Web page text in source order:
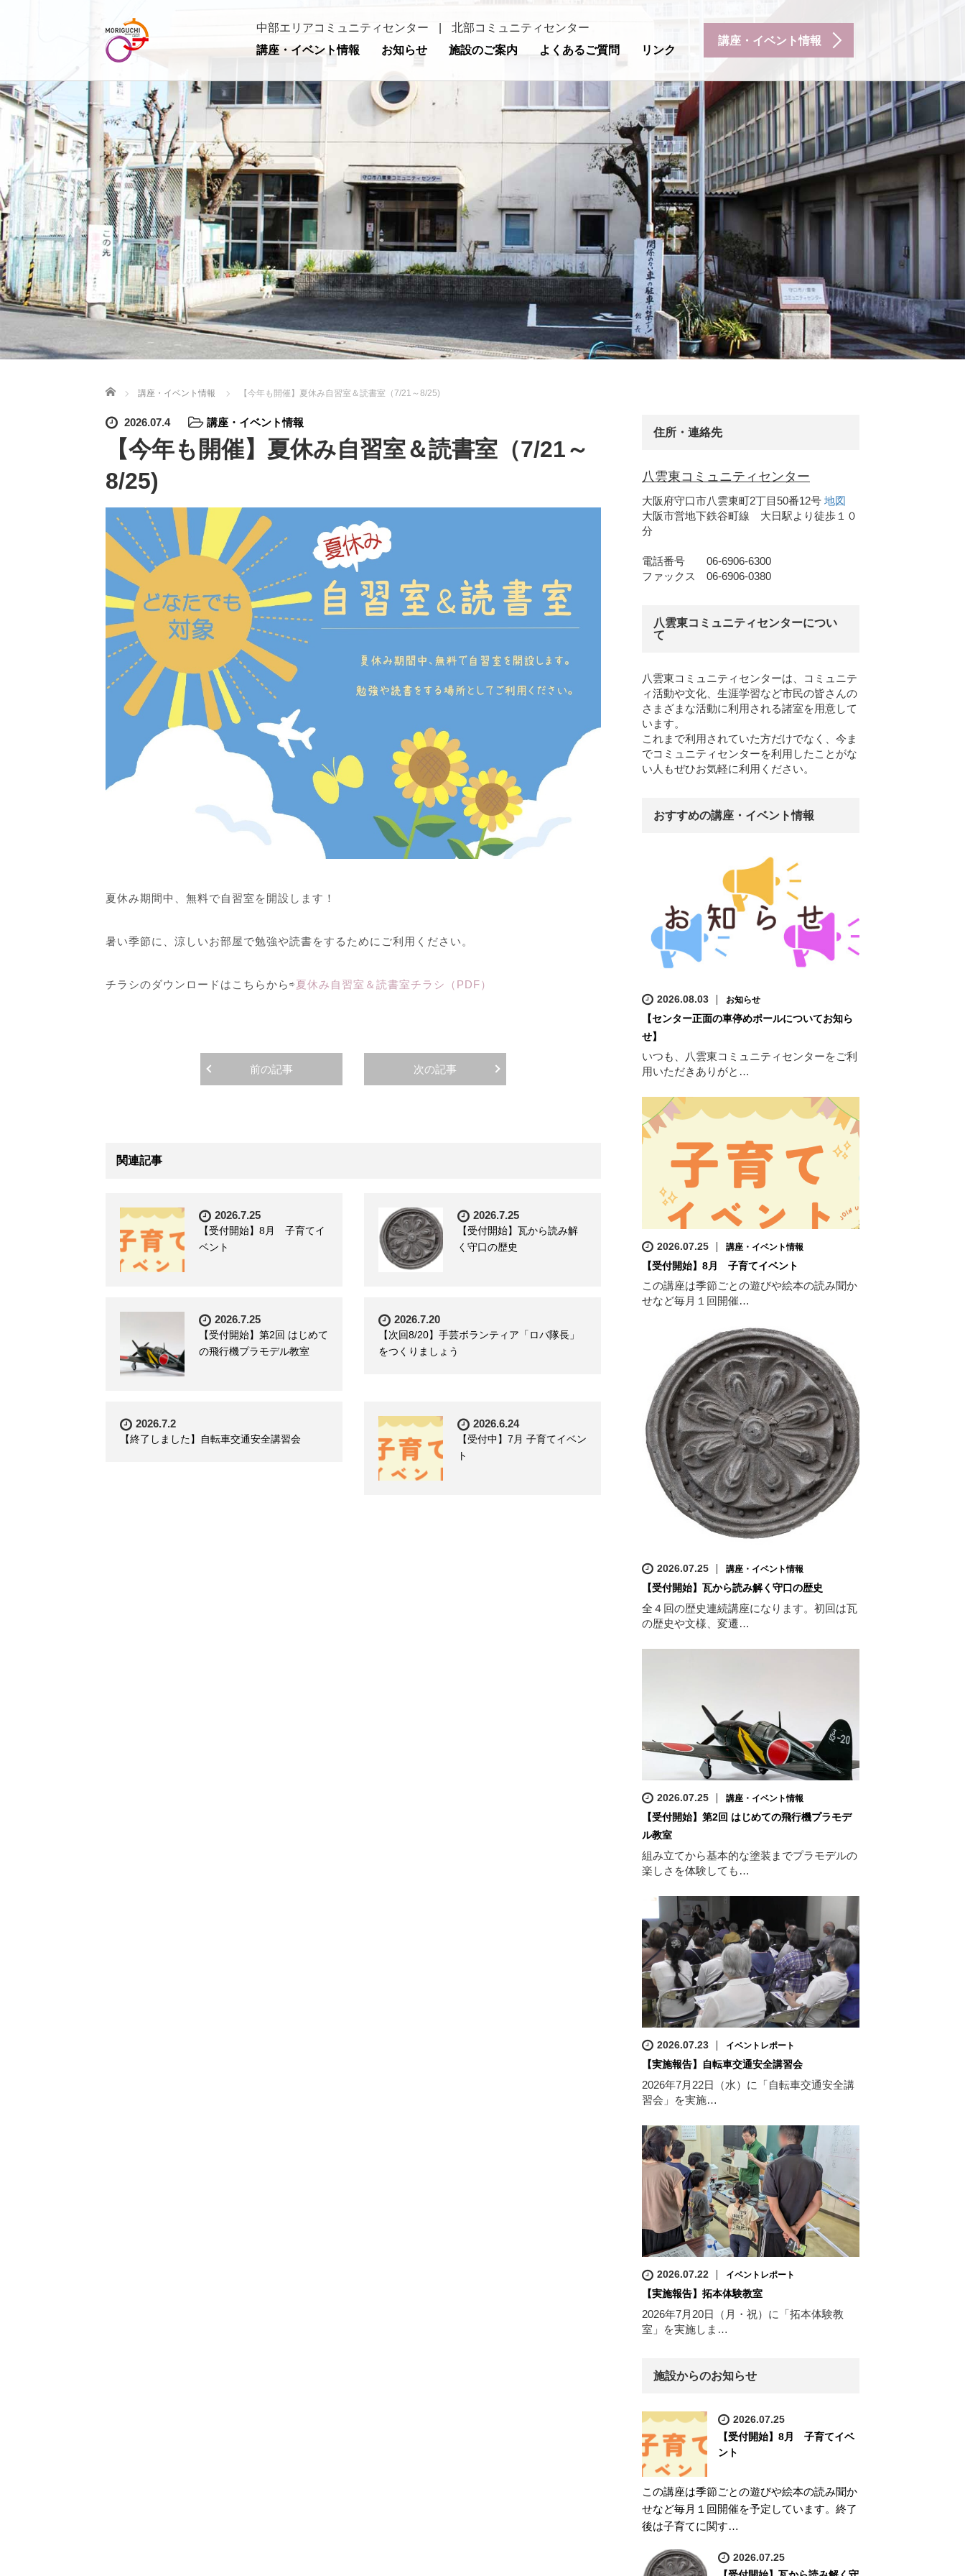
中部エリアコミュニティセンター
北部コミュニティセンター
講座・イベント情報
お知らせ 施設のご案内 よくあるご質問 リンク
講座・イベント情報
ホーム 講座・イベント情報 【今年も開催】夏休み自習室＆読書室（7/21～8/25)
2026.07.4 講座・イベント情報
【今年も開催】夏休み自習室＆読書室（7/21～
8/25)
夏休み期間中、無料で自習室を開設します！
暑い季節に、涼しいお部屋で勉強や読書をするためにご利用ください。
チラシのダウンロードはこちらから⇨夏休み自習室＆読書室チラシ（PDF）
前の記事 次の記事
関連記事
2026.7.25
【受付開始】8月 子育てイ
ベント
2026.7.25
【受付開始】瓦から読み解
く守口の歴史
2026.7.25
【受付開始】第2回 はじめて
の飛行機プラモデル教室
2026.7.20
【次回8/20】手芸ボランティア「ロバ隊長」
をつくりましょう
2026.7.2
【終了しました】自転車交通安全講習会
2026.6.24
【受付中】7月 子育てイベン
ト
住所・連絡先
八雲東コミュニティセンター
大阪府守口市八雲東町2丁目50番12号 地図
大阪市営地下鉄谷町線 大日駅より徒歩１０
分
電話番号 06-6906-6300
ファックス 06-6906-0380
八雲東コミュニティセンターについ
て
八雲東コミュニティセンターは、コミュニテ
ィ活動や文化、生涯学習など市民の皆さんの
さまざまな活動に利用される諸室を用意して
います。
これまで利用されていた方だけでなく、今ま
でコミュニティセンターを利用したことがな
い人もぜひお気軽に利用ください。
おすすめの講座・イベント情報
2026.08.03 お知らせ
【センター正面の車停めポールについてお知ら
せ】
いつも、八雲東コミュニティセンターをご利
用いただきありがと…
2026.07.25 講座・イベント情報
【受付開始】8月 子育てイベント
この講座は季節ごとの遊びや絵本の読み聞か
せなど毎月１回開催…
2026.07.25 講座・イベント情報
【受付開始】瓦から読み解く守口の歴史
全４回の歴史連続講座になります。初回は瓦
の歴史や文様、変遷…
2026.07.25 講座・イベント情報
【受付開始】第2回 はじめての飛行機プラモデ
ル教室
組み立てから基本的な塗装までプラモデルの
楽しさを体験しても…
2026.07.23 イベントレポート
【実施報告】自転車交通安全講習会
2026年7月22日（水）に「自転車交通安全講
習会」を実施…
2026.07.22 イベントレポート
【実施報告】拓本体験教室
2026年7月20日（月・祝）に「拓本体験教
室」を実施しま…
施設からのお知らせ
2026.07.25
【受付開始】8月 子育てイベ
ント
この講座は季節ごとの遊びや絵本の読み聞か
せなど毎月１回開催を予定しています。終了
後は子育てに関す…
2026.07.25